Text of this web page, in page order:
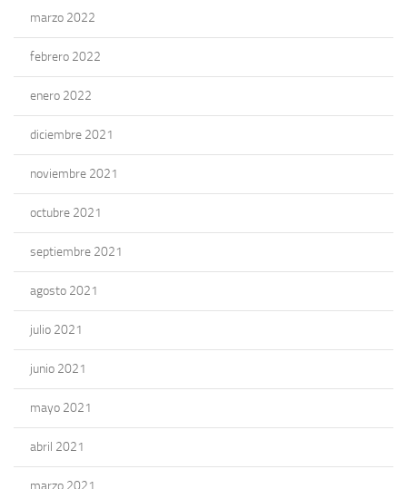
marzo 2022
febrero 2022
enero 2022
diciembre 2021
noviembre 2021
octubre 2021
septiembre 2021
agosto 2021
julio 2021
junio 2021
mayo 2021
abril 2021
marzo 2021